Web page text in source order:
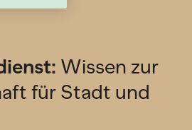
Wissen zur
für Stadt und